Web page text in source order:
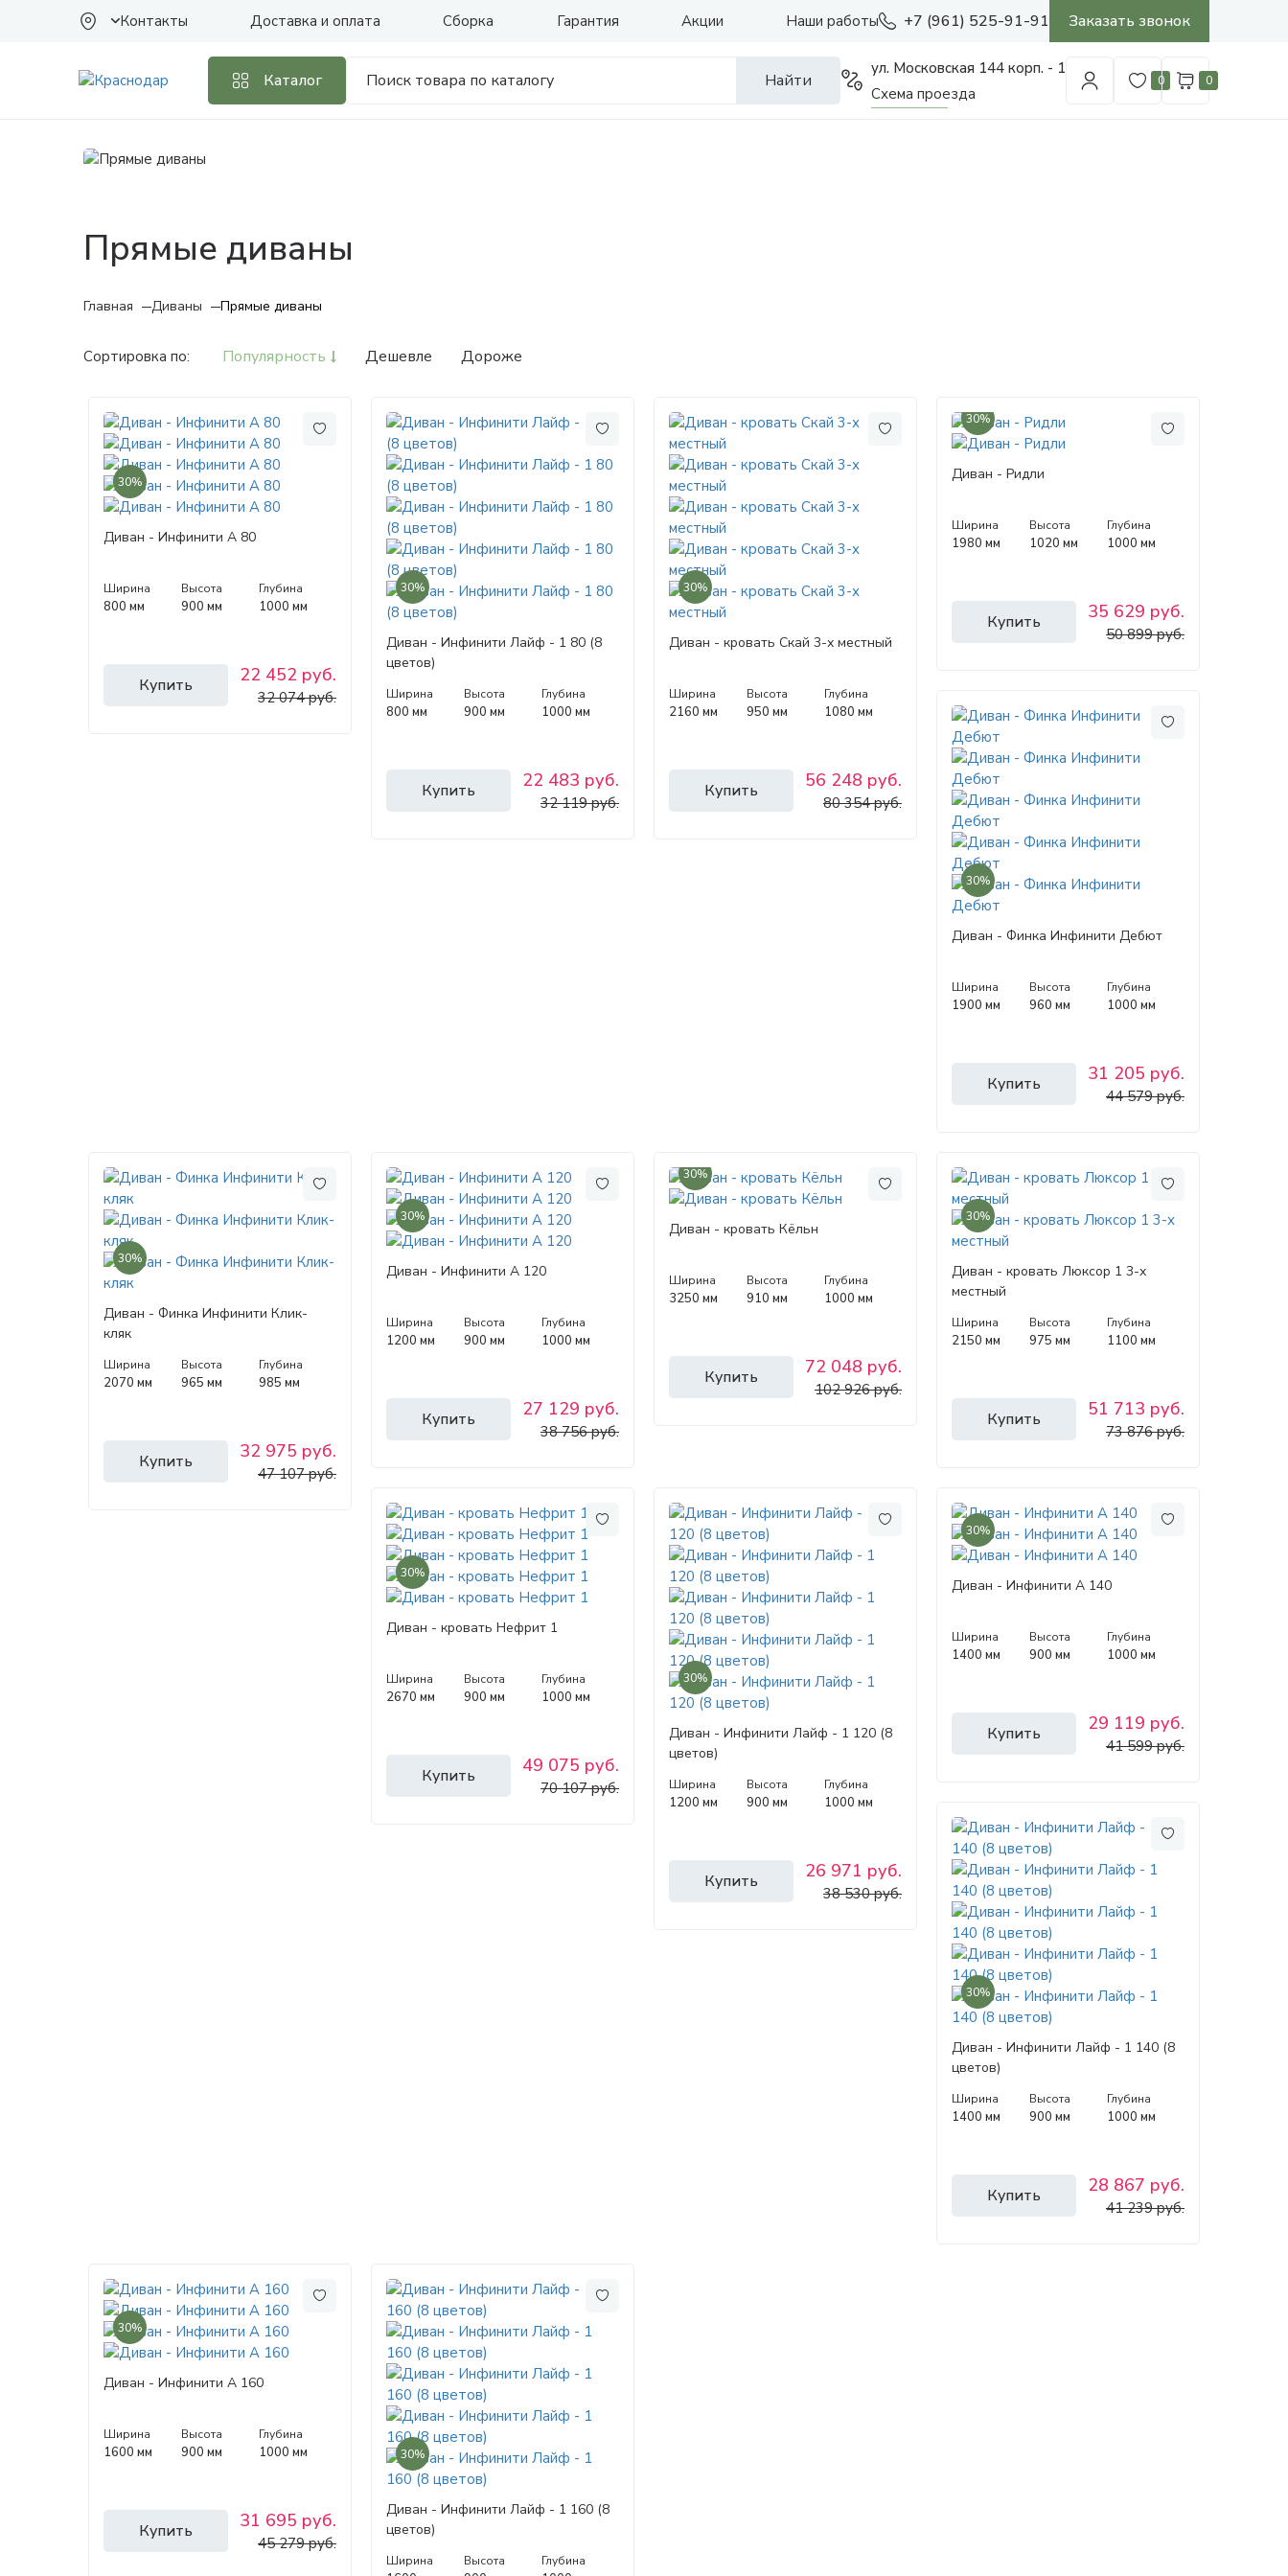
Контакты Доставка и оплата Сборка Гарантия Наши работы
Акции +7 (961) 525-91-91 Заказать звонок
Каталог Найти
ул. Московская 144 корп. - 1
Схема проезда
0 0
Прямые диваны
Главная Диваны Прямые диваны
Сортировка по: Популярность Дешевле Дороже
30%
Диван - Инфинити А 80
Ширина
800 мм
Высота
900 мм
Глубина
1000 мм
Купить 22 452 руб.
32 074 руб.
30%
Диван - Инфинити Лайф - 1 80 (8
цветов)
Ширина
800 мм
Высота
900 мм
Глубина
1000 мм
Купить 22 483 руб.
32 119 руб.
30%
Диван - кровать Скай 3-х местный
Ширина
2160 мм
Высота
950 мм
Глубина
1080 мм
Купить 56 248 руб.
80 354 руб.
30%
Диван - Ридли
Ширина
1980 мм
Высота
1020 мм
Глубина
1000 мм
Купить 35 629 руб.
50 899 руб.
30%
Диван - Финка Инфинити Дебют
Ширина
1900 мм
Высота
960 мм
Глубина
1000 мм
Купить 31 205 руб.
44 579 руб.
30%
Диван - Финка Инфинити Клик-
кляк
Ширина
2070 мм
Высота
965 мм
Глубина
985 мм
Купить 32 975 руб.
47 107 руб.
30%
Диван - Инфинити А 120
Ширина
1200 мм
Высота
900 мм
Глубина
1000 мм
Купить 27 129 руб.
38 756 руб.
30%
Диван - кровать Кёльн
Ширина
3250 мм
Высота
910 мм
Глубина
1000 мм
Купить 72 048 руб.
102 926 руб.
30%
Диван - кровать Люксор 1 3-х
местный
Ширина
2150 мм
Высота
975 мм
Глубина
1100 мм
Купить 51 713 руб.
73 876 руб.
30%
Диван - кровать Нефрит 1
Ширина
2670 мм
Высота
900 мм
Глубина
1000 мм
Купить 49 075 руб.
70 107 руб.
30%
Диван - Инфинити Лайф - 1 120 (8
цветов)
Ширина
1200 мм
Высота
900 мм
Глубина
1000 мм
Купить 26 971 руб.
38 530 руб.
30%
Диван - Инфинити А 140
Ширина
1400 мм
Высота
900 мм
Глубина
1000 мм
Купить 29 119 руб.
41 599 руб.
30%
Диван - Инфинити Лайф - 1 140 (8
цветов)
Ширина
1400 мм
Высота
900 мм
Глубина
1000 мм
Купить 28 867 руб.
41 239 руб.
30%
Диван - Инфинити А 160
Ширина
1600 мм
Высота
900 мм
Глубина
1000 мм
Купить 31 695 руб.
45 279 руб.
30%
Диван - Инфинити Лайф - 1 160 (8
цветов)
Ширина Высота Глубина